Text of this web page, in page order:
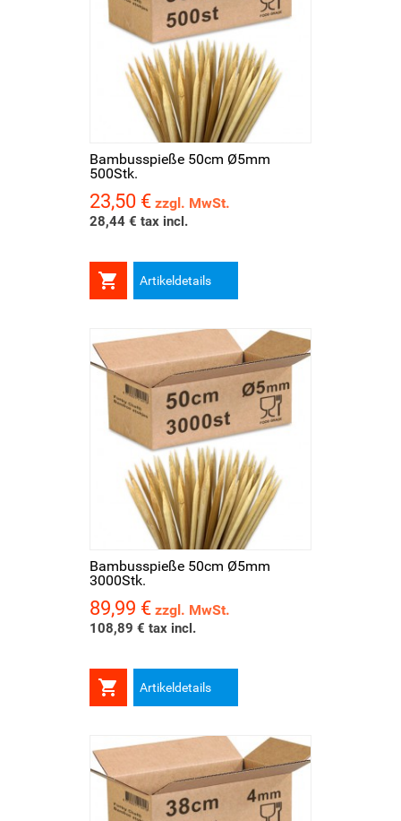
Bambusspieße 50cm Ø5mm
500Stk.
Preis
23,50 € zzgl. MwSt.
28,44 € tax incl.
 Artikeldetails
Bambusspieße 50cm Ø5mm
3000Stk.
Preis
89,99 € zzgl. MwSt.
108,89 € tax incl.
 Artikeldetails